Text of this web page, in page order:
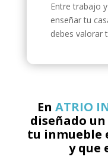
Entre trabajo
enseñar tu
debes valorar
En ATRIO
diseñado
tu inmueble
y que